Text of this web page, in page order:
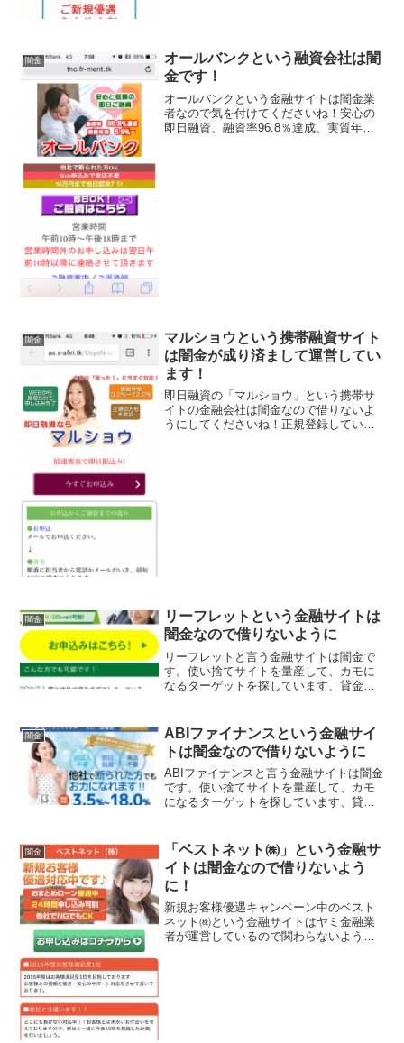
闇金
オールバンクという融資会社は闇
金です！
オールバンクという金融サイトは闇金業
者なので気を付けてくださいね！安心の
即日融資、融資率96.8％達成、実質年率
闇金
マルショウという携帯融資サイト
は闇金が成り済まして運営してい
ます！
即日融資の「マルショウ」という携帯サ
イトの金融会社は闇金なので借りないよ
うにしてくださいね！正規登録している
闇金
リーフレットという金融サイトは
闇金なので借りないように
リーフレットと言う金融サイトは闇金で
す。使い捨てサイトを量産して、カモに
なるターゲットを探しています、貸金会
業者なので、絶対に申し込まないように
してください。今現在金融...
闇金
ABIファイナンスという金融サイ
トは闇金なので借りないように
ABIファイナンスと言う金融サイトは闇金
です。使い捨てサイトを量産して、カモ
になるターゲットを探しています、貸金
法業者なので、絶対に申し込まないよう
にしてください。今現...
闇金
「ベストネット㈱」という金融サ
イトは闇金なので借りないよう
に！
新規お客様優遇キャンペーン中のベスト
ネット㈱という金融サイトはヤミ金融業
者が運営しているので関わらないように